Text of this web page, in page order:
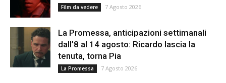
Film da vedere 7 Agosto 2026
La Promessa, anticipazioni settimanali
dall’8 al 14 agosto: Ricardo lascia la
tenuta, torna Pia
La Promessa 7 Agosto 2026